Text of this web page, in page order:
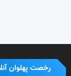
رخصت پهلوان